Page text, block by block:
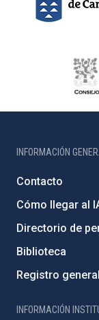
INFORMACIÓN
Contacto
Cómo llegar al
Directorio de
Biblioteca
Registro general
INFORMACIÓN